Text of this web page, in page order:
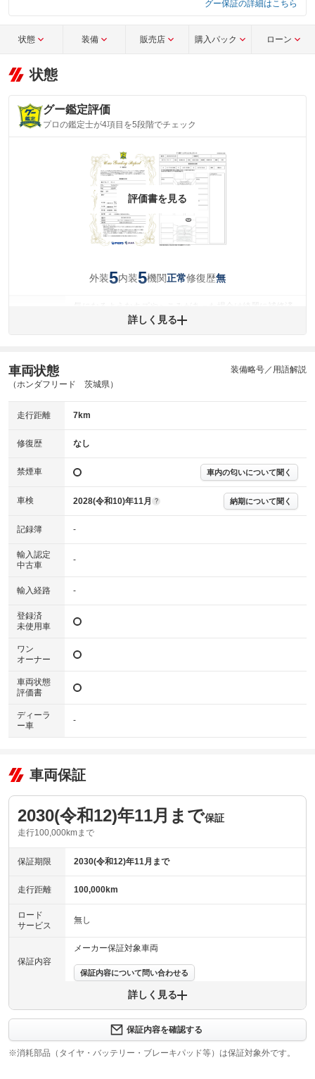
グー保証の詳細はこちら
状態 装備 販売店 購入パック ローン
状態
グー鑑定評価
プロの鑑定士が4項目を5段階でチェック
評価書を見る
外装5内装5機関正常修復歴無
みですが、 小さなキズやヘコミが残っている場合もありま
内装
(内装状態)
気になる汚れ等がない綺麗な室内を保っています。
下さい。
および表示項目が異なる場合がございます。
※グー鑑定の評価はあくまでも記載している鑑定日の鑑定結果となりま
詳しく見る
車両状態
（ホンダフリード 茨城県）
装備略号／用語解説
走行距離 7km
修復歴 なし
禁煙車 車内の匂いについて聞く
車検 2028(令和10)年11月 ? 納期について聞く
記録簿 -
輸入認定
中古車
-
輸入経路 -
登録済
未使用車
ワン
オーナー
車両状態
評価書
ディーラ
ー車
-
車両保証
2030(令和12)年11月まで保証
走行100,000kmまで
保証期限 2030(令和12)年11月まで
走行距離 100,000km
ロード
サービス
無し
保証内容
メーカー保証対象車両
保証内容について問い合わせる
上限金額
詳しく見る
保証内容を確認する
※消耗部品（タイヤ・バッテリー・ブレーキパッド等）は保証対象外です。